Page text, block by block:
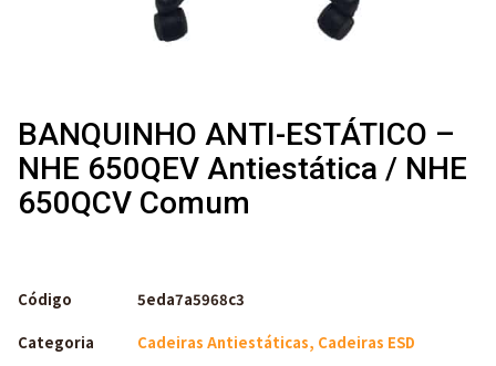
BANQUINHO ANTI-ESTÁTICO –
NHE 650QEV Antiestática / NHE
650QCV Comum
Código 5eda7a5968c3
Categoria Cadeiras Antiestáticas, Cadeiras ESD